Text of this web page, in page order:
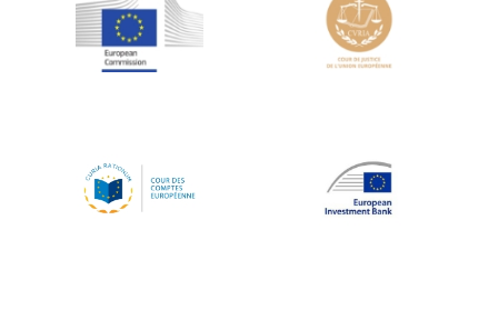
Jean-Louis Schiltz
Jean-Victor Louis
Johnny Åkerholm